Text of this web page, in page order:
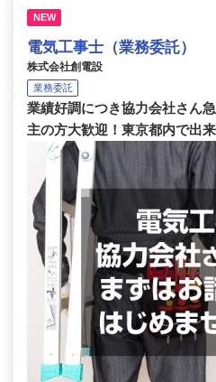
NEW
電気工事士（業務委託）
株式会社創電設
業務委託
業績好調につき協力会社さん
主の方大歓迎！東京都内で出